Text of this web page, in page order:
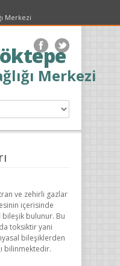
Merkezi
Merkezi
ve zehirli gazlar
içerisinde
bileşik bulunur. Bu
toksiktir yani
bileşiklerden
bilinmektedir.